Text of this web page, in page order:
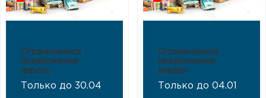
Ограниченное
предложение
апрель
Только до 30.04
Ограниченное
предложение
января
Только до 04.01